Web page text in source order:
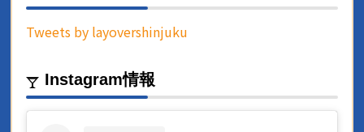
Tweets by layovershinjuku
Instagram情報